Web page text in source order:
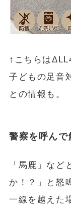
↑こちらは
子どもの足音
との情報も。
警察を呼んで
「馬鹿」な
か！？」と怒
一線を越えた